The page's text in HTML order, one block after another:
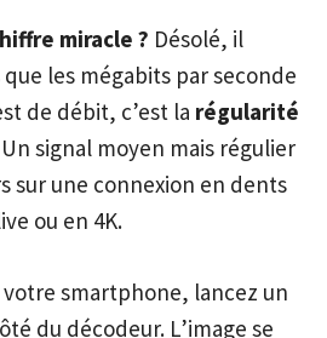
miracle ? Désolé, il
que les mégabits par seconde
de débit, c’est la régularité
signal moyen mais régulier
sur une connexion en dents
ou en 4K.
votre smartphone, lancez un
du décodeur. L’image se